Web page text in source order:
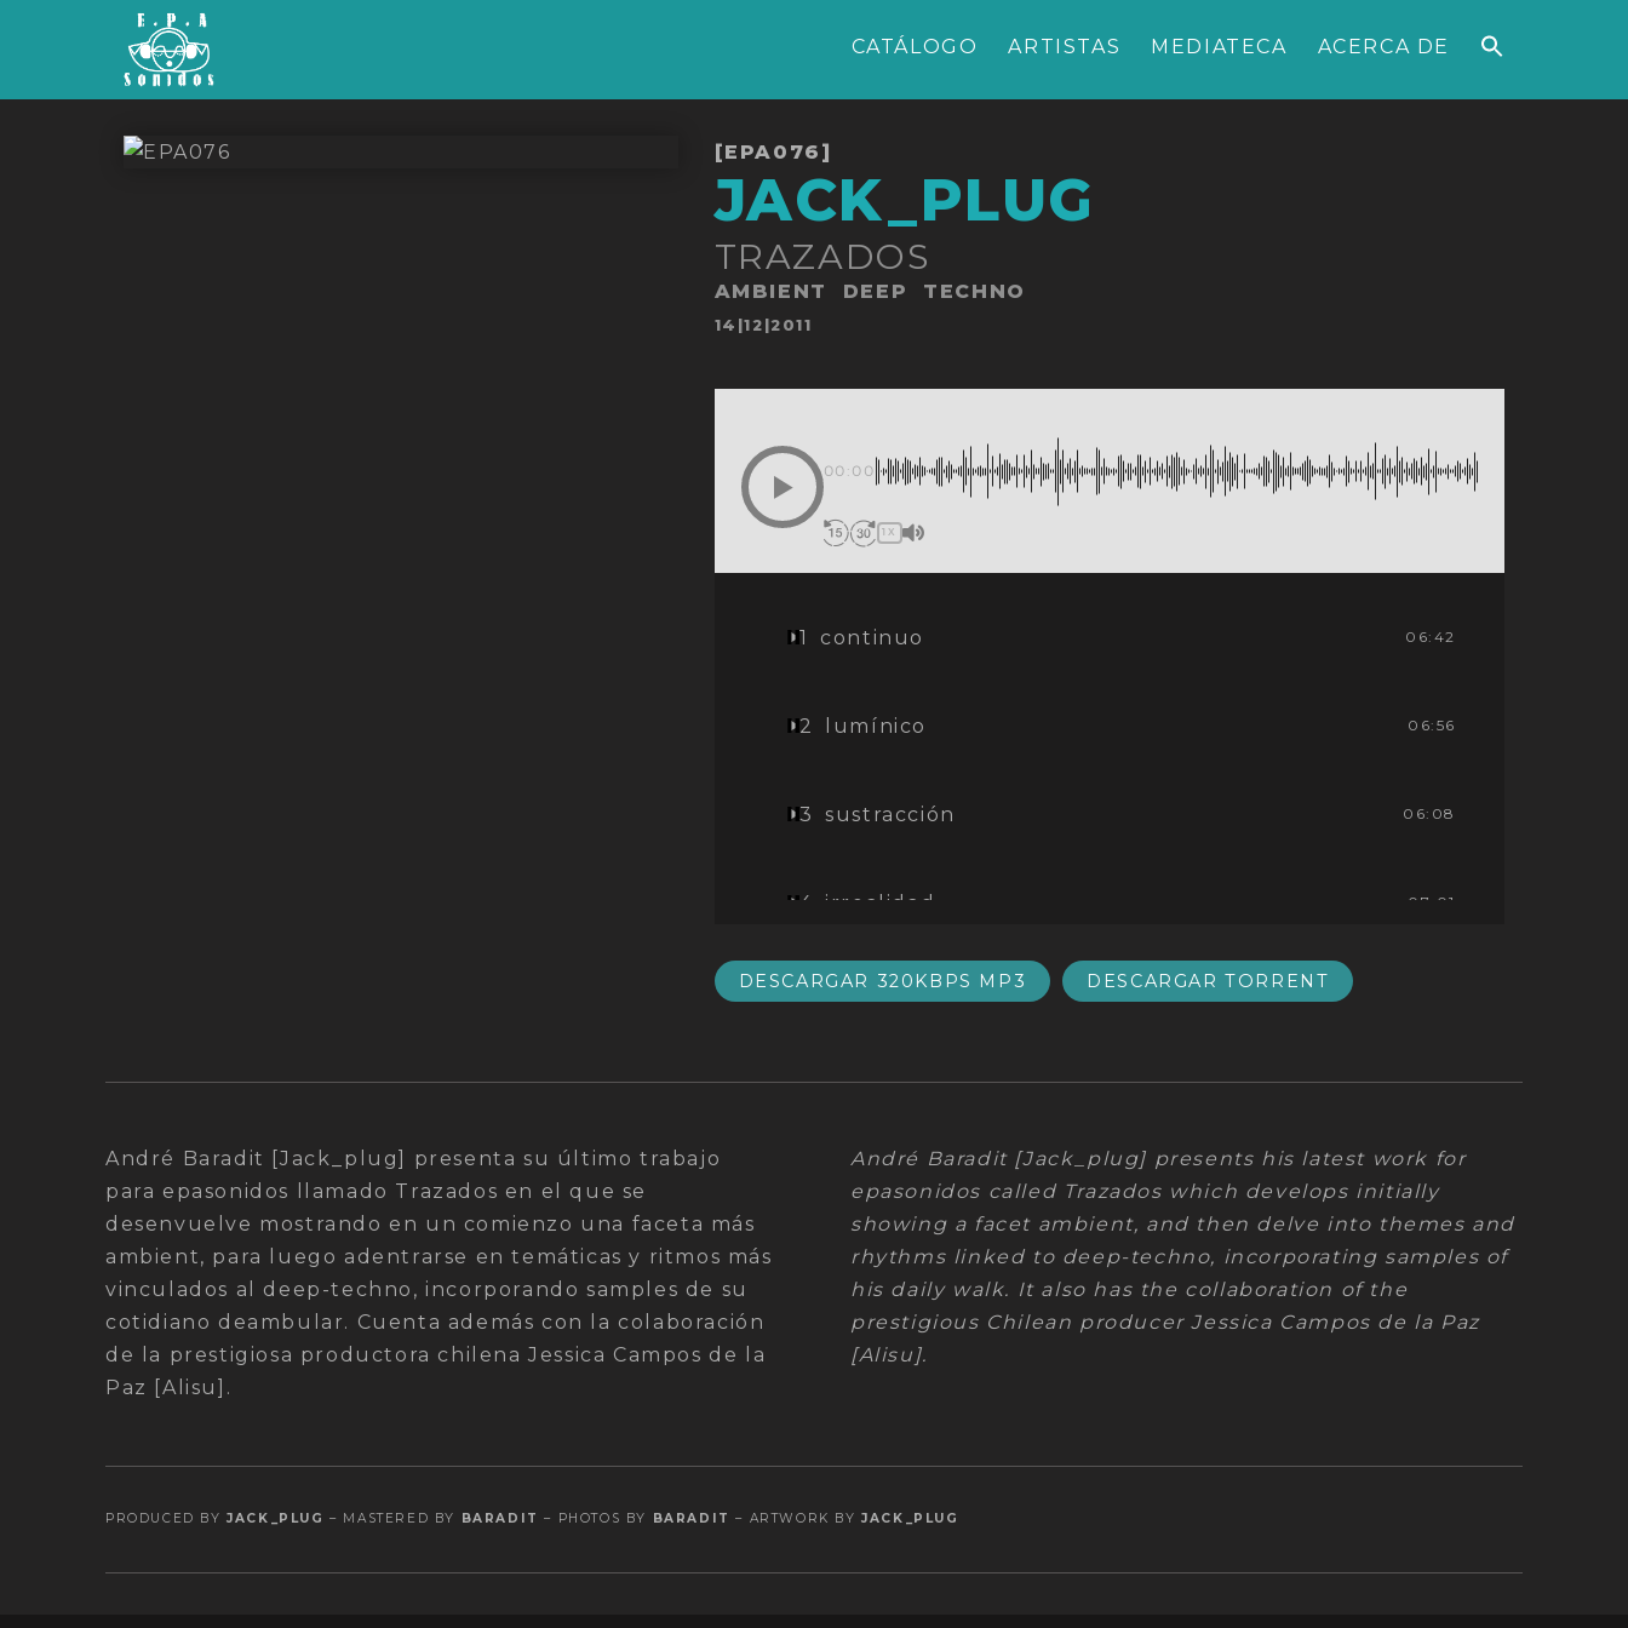
CATÁLOGO ARTISTAS MEDIATECA ACERCA DE
[EPA076]
JACK_PLUG
TRAZADOS
AMBIENT DEEP
TECHNO
Publicado
14|12|2011
00:00
1X
1 continuo 06:42
2 lumínico 06:56
3 sustracción 06:08
4 irrealidad 07:01
5 sustracción_[Alisu_I_need your love_Remix]
DESCARGAR 320KBPS MP3 DESCARGAR TORRENT
André Baradit [Jack_plug] presenta su último trabajo
para epasonidos llamado Trazados en el que se
desenvuelve mostrando en un comienzo una faceta más
ambient, para luego adentrarse en temáticas y ritmos más
vinculados al deep-techno, incorporando samples de su
cotidiano deambular. Cuenta además con la colaboración
de la prestigiosa productora chilena Jessica Campos de la
Paz [Alisu].
André Baradit [Jack_plug] presents his latest work for
epasonidos called Trazados which develops initially
showing a facet ambient, and then delve into themes and
rhythms linked to deep-techno, incorporating samples of
his daily walk. It also has the collaboration of the
prestigious Chilean producer Jessica Campos de la Paz
[Alisu].
PRODUCED BYJACK_PLUG – MASTERED BY BARADIT – PHOTOS BY BARADIT – ARTWORK BYJACK_PLUG